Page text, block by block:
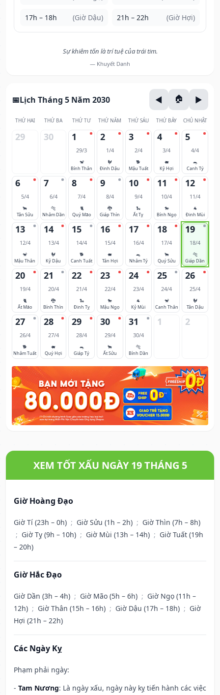
17h – 18h (Giờ Dậu) 21h – 22h (Giờ Hợi)
Sự khiêm tốn là trí tuệ của trái tim.
— Khuyết Danh
Lịch Tháng 5 Năm 2030
THỨ HAI THỨ BA THỨ TƯ THỨ NĂM THỨ SÁU THỨ BẢY CHỦ NHẬT
29 30 1
29/3
🐒
Bính Thân
2
1/4
🐓
Đinh Dậu
3
2/4
🐕
Mậu Tuất
4
3/4
🐖
Kỷ Hợi
5
4/4
🐀
Canh Tý
6
5/4
🐂
Tân Sửu
7
6/4
🐅
Nhâm Dần
8
7/4
🐈
Quý Mão
9
8/4
🐉
Giáp Thìn
10
9/4
🐍
Ất Tỵ
11
10/4
🐎
Bính Ngọ
12
11/4
🐐
Đinh Mùi
13
12/4
🐒
Mậu Thân
14
13/4
🐓
Kỷ Dậu
15
14/4
🐕
Canh Tuất
16
15/4
🐖
Tân Hợi
17
16/4
🐀
Nhâm Tý
18
17/4
🐂
Quý Sửu
19
18/4
🐅
Giáp Dần
20
19/4
🐈
Ất Mão
21
20/4
🐉
Bính Thìn
22
21/4
🐍
Đinh Tỵ
23
22/4
🐎
Mậu Ngọ
24
23/4
🐐
Kỷ Mùi
25
24/4
🐒
Canh Thân
26
25/4
🐓
Tân Dậu
27
26/4
🐕
Nhâm Tuất
28
27/4
🐖
Quý Hợi
29
28/4
🐀
Giáp Tý
30
29/4
🐂
Ất Sửu
31
30/4
🐅
Bính Dần
1 2
XEM TỐT XẤU NGÀY 19 THÁNG 5
Giờ Hoàng Đạo
Giờ Tí (23h – 0h) ; Giờ Sửu (1h – 2h) ; Giờ Thìn (7h – 8h)
; Giờ Tỵ (9h – 10h) ; Giờ Mùi (13h – 14h) ; Giờ Tuất (19h
– 20h)
Giờ Hắc Đạo
Giờ Dần (3h – 4h) ; Giờ Mão (5h – 6h) ; Giờ Ngọ (11h –
12h) ; Giờ Thân (15h – 16h) ; Giờ Dậu (17h – 18h) ; Giờ
Hợi (21h – 22h)
Các Ngày Kỵ
Phạm phải ngày:
- Tam Nương: Là ngày xấu, ngày này kỵ tiến hành các việc